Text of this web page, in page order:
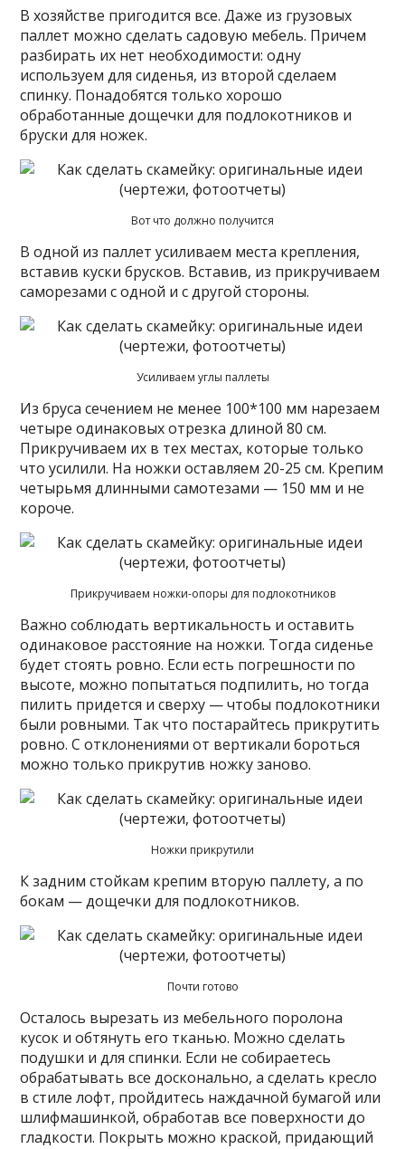
В хозяйстве пригодится все. Даже из грузовых
паллет можно сделать садовую мебель. Причем
разбирать их нет необходимости: одну
используем для сиденья, из второй сделаем
спинку. Понадобятся только хорошо
обработанные дощечки для подлокотников и
бруски для ножек.
Вот что должно получится
В одной из паллет усиливаем места крепления,
вставив куски брусков. Вставив, из прикручиваем
саморезами с одной и с другой стороны.
Усиливаем углы паллеты
Из бруса сечением не менее 100*100 мм нарезаем
четыре одинаковых отрезка длиной 80 см.
Прикручиваем их в тех местах, которые только
что усилили. На ножки оставляем 20-25 см. Крепим
четырьмя длинными самотезами — 150 мм и не
короче.
Прикручиваем ножки-опоры для подлокотников
Важно соблюдать вертикальность и оставить
одинаковое расстояние на ножки. Тогда сиденье
будет стоять ровно. Если есть погрешности по
высоте, можно попытаться подпилить, но тогда
пилить придется и сверху — чтобы подлокотники
были ровными. Так что постарайтесь прикрутить
ровно. С отклонениями от вертикали бороться
можно только прикрутив ножку заново.
Ножки прикрутили
К задним стойкам крепим вторую паллету, а по
бокам — дощечки для подлокотников.
Почти готово
Осталось вырезать из мебельного поролона
кусок и обтянуть его тканью. Можно сделать
подушки и для спинки. Если не собираетесь
обрабатывать все досконально, а сделать кресло
в стиле лофт, пройдитесь наждачной бумагой или
шлифмашинкой, обработав все поверхности до
гладкости. Покрыть можно краской, придающий